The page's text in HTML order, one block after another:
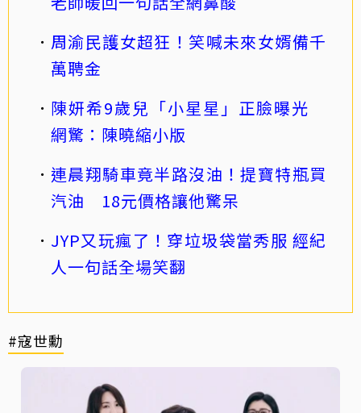
周渝民護女超狂！笑喊未來女婿備千
萬聘金
陳妍希9歲兒「小星星」正臉曝光
網驚：陳曉縮小版
連晨翔騎車竟半路沒油！提寶特瓶買
汽油 18元價格讓他驚呆
JYP又玩瘋了！穿垃圾袋當秀服 經紀
人一句話全場笑翻
#寇世勳